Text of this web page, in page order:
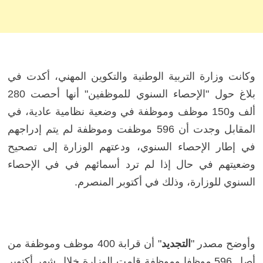
وكانت وزارة التربية الوطنية والتكوين المهني، أكدت في
بلاغ حول "الإحصاء السنوي للموظفين" أنها أحصت 280
ألف و150 موظف وموظفة في وضعية نظامية عادية، في
المقابل وجدت أن 596 موظفت وموظفة لم يتم إدراجهم
في إطار الإحصاء السنوي، ودعتهم الوزارة إلى تصحيح
وضعيتهم في حال إذا لم ترد أسمائهم في في الإحصاء
السنوي للوزارة، وذلك في أكتوبر المنصرم.
وأوضح مصدر " التجديد
" أن قرابة 400 موظف وموظفة من